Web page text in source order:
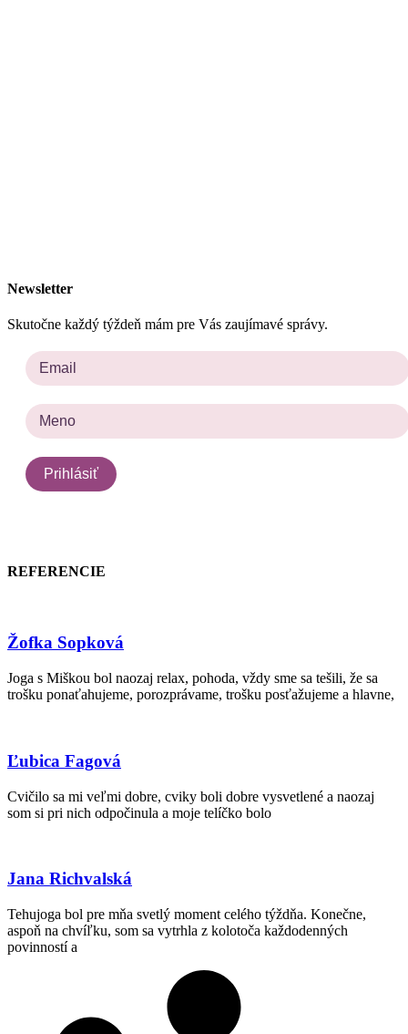
Newsletter
Skutočne každý týždeň mám pre Vás zaujímavé správy.
REFERENCIE
Žofka Sopková
Joga s Miškou bol naozaj relax, pohoda, vždy sme sa tešili, že sa
trošku ponaťahujeme, porozprávame, trošku posťažujeme a hlavne,
Ľubica Fagová
Cvičilo sa mi veľmi dobre, cviky boli dobre vysvetlené a naozaj
som si pri nich odpočinula a moje telíčko bolo
Jana Richvalská
Tehujoga bol pre mňa svetlý moment celého týždňa. Konečne,
aspoň na chvíľku, som sa vytrhla z kolotoča každodenných
povinností a